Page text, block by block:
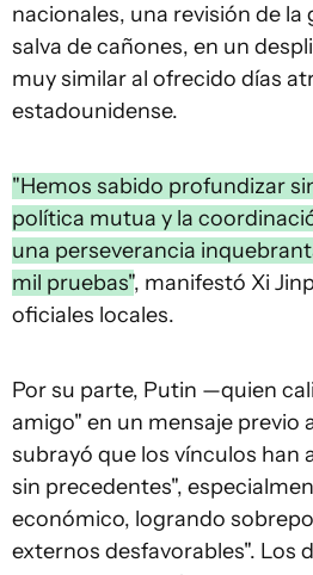
nacionales, una revisión de
salva de cañones, en un
muy similar al ofrecido días
estadounidense.
"Hemos sabido profundizar
política mutua y la
una perseverancia
mil pruebas", manifestó Xi
oficiales locales.
Por su parte, Putin —quien
amigo" en un mensaje previo
subrayó que los vínculos han
sin precedentes",
económico, logrando
externos desfavorables". Los